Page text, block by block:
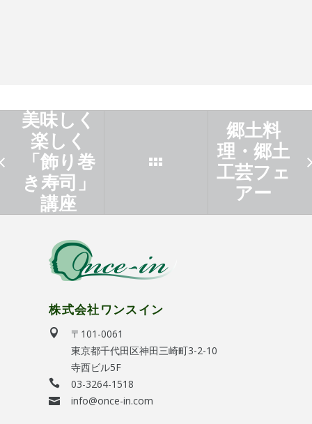
美味しく
楽しく
「飾り巻
き寿司」
講座
郷土料
理・郷土
工芸フェ
アー
株式会社ワンスイン
〒101-0061
東京都千代田区神田三崎町3-2-10
寺西ビル5F
03-3264-1518
info@once-in.com